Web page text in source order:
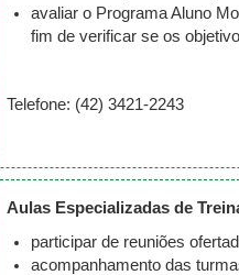
avaliar o Programa Aluno
fim de verificar se os
Telefone: (42) 3421-2243
Aulas Especializadas de
participar de reuniões
acompanhamento das